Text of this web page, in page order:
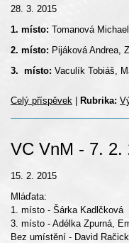
28. 3. 2015
1. místo: Tomanová
2. místo: Pijáková Andrea,
3. místo: Vaculík Tobiáš,
Celý příspěvek Rubrika:
VC VnM - 7. 2.
15. 2. 2015
Mláďata:
1. místo - Šárka Kadlčková
3. místo - Adélka Zpurná,
Bez umístění - David